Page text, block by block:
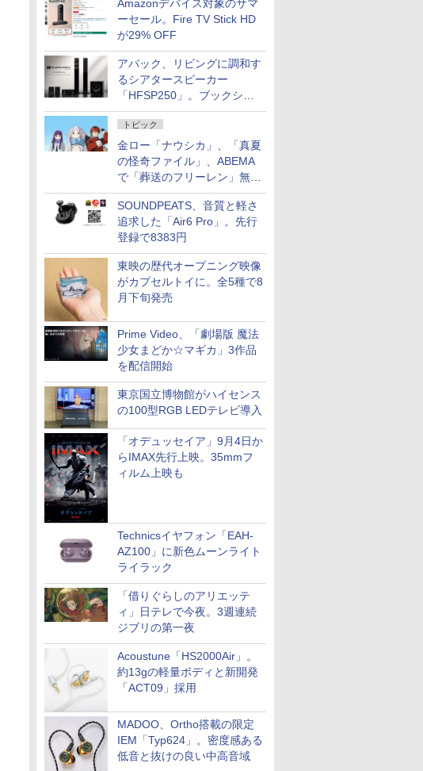
Amazonデバイス対象のサマ
ーセール。Fire TV Stick HD
が29% OFF
アバック、リビングに調和す
るシアタースピーカー
「HFSP250」。ブックシェ
ルフはペア3万円以下
トピック
金ロー「ナウシカ」、「真夏
の怪奇ファイル」、ABEMA
で「葬送のフリーレン」無料
配信など。夏の特番・配信情
報
SOUNDPEATS、音質と軽さ
追求した「Air6 Pro」。先行
登録で8383円
東映の歴代オープニング映像
がカプセルトイに。全5種で8
月下旬発売
Prime Video、「劇場版 魔法
少女まどか☆マギカ」3作品
を配信開始
東京国立博物館がハイセンス
の100型RGB LEDテレビ導入
「オデュッセイア」9月4日か
らIMAX先行上映。35mmフ
ィルム上映も
Technicsイヤフォン「EAH-
AZ100」に新色ムーンライト
ライラック
「借りぐらしのアリエッテ
ィ」日テレで今夜。3週連続
ジブリの第一夜
Acoustune「HS2000Air」。
約13gの軽量ボディと新開発
「ACT09」採用
MADOO、Ortho搭載の限定
IEM「Typ624」。密度感ある
低音と抜けの良い中高音域